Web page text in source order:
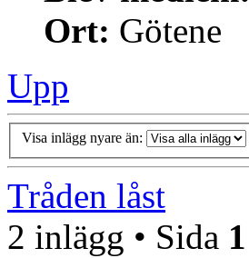
Ort: Götene
Upp
Visa inlägg nyare än:
Tråden låst
2 inlägg • Sida 1